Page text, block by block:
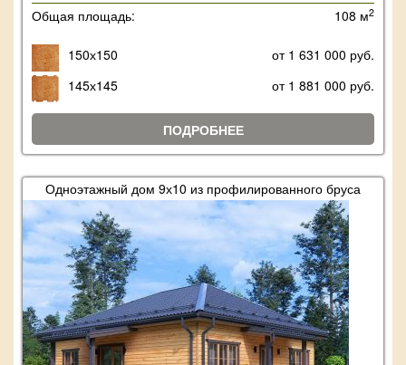
Общая площадь:
108 м2
150х150
от 1 631 000 руб.
145х145
от 1 881 000 руб.
ПОДРОБНЕЕ
Одноэтажный дом 9х10 из профилированного бруса